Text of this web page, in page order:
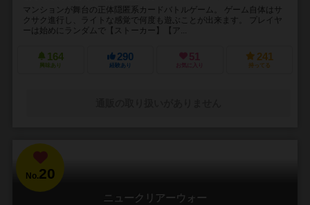
マンションが舞台の正体隠匿系カードバトルゲーム。 ゲーム自体はサ
クサク進行し、ライトな感覚で何度も遊ぶことが出来ます。 プレイヤ
ーは始めにランダムで【ストーカー】【ア...
164
興味あり
290
経験あり
51
お気に入り
241
持ってる
No.20
ニュークリアーウォー